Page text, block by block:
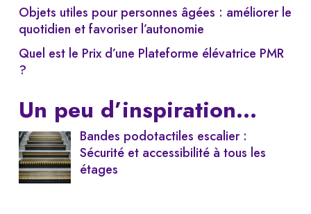
Objets utiles pour personnes âgées : améliorer le
quotidien et favoriser l’autonomie
Quel est le Prix d’une Plateforme élévatrice PMR
?
Un peu d’inspiration…
Bandes podotactiles escalier :
Sécurité et accessibilité à tous les
étages